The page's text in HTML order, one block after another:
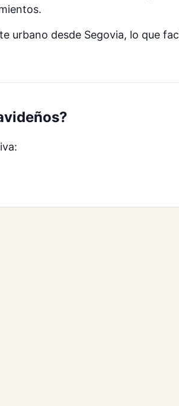
urbano desde Segovia, lo que